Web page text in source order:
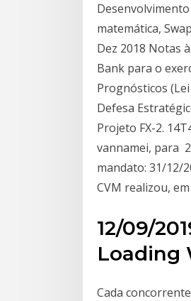
matemática,
Dez 2018 Notas
Bank para o
Prognósticos
Defesa
Projeto FX-2.
vannamei, para
mandato: 31/12/
CVM realizou,
12/09/
Loading
Cada